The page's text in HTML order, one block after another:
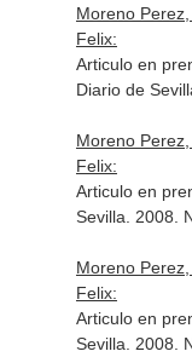
Moreno
Felix:
Articulo en
Diario de
Moreno
Felix:
Articulo en
Sevilla . 2008.
Moreno
Felix:
Articulo en
Sevilla . 2008.